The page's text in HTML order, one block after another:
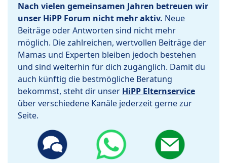
Nach vielen gemeinsamen Jahren betreuen wir
unser HiPP Forum nicht mehr aktiv. Neue
Beiträge oder Antworten sind nicht mehr
möglich. Die zahlreichen, wertvollen Beiträge der
Mamas und Experten bleiben jedoch bestehen
und sind weiterhin für dich zugänglich. Damit du
auch künftig die bestmögliche Beratung
bekommst, steht dir unser HiPP Elternservice
über verschiedene Kanäle jederzeit gerne zur
Seite.